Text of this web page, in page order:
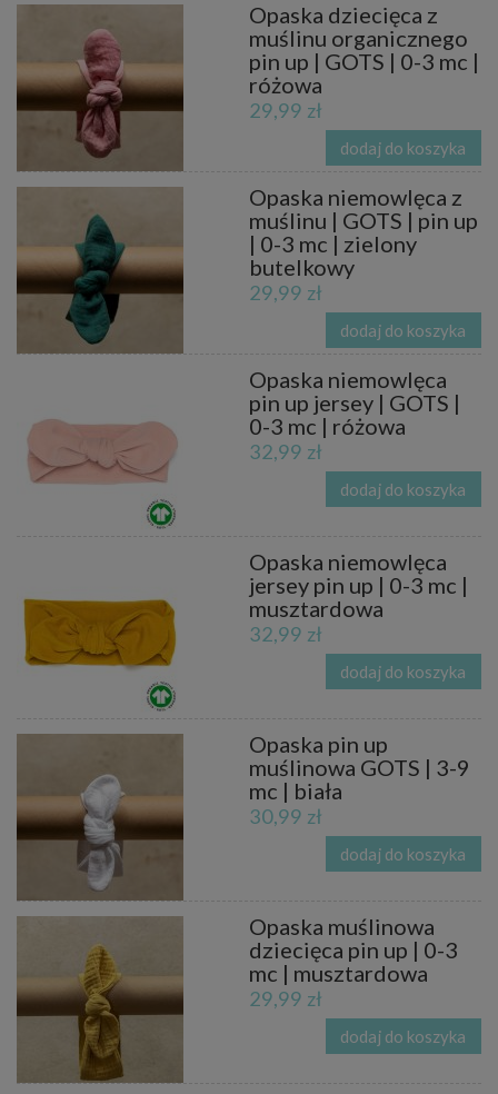
Opaska dziecięca z
muślinu organicznego
pin up | GOTS | 0-3 mc |
różowa
29,99 zł
dodaj do koszyka
Opaska niemowlęca z
muślinu | GOTS | pin up
| 0-3 mc | zielony
butelkowy
29,99 zł
dodaj do koszyka
Opaska niemowlęca
pin up jersey | GOTS |
0-3 mc | różowa
32,99 zł
dodaj do koszyka
Opaska niemowlęca
jersey pin up | 0-3 mc |
musztardowa
32,99 zł
dodaj do koszyka
Opaska pin up
muślinowa GOTS | 3-9
mc | biała
30,99 zł
dodaj do koszyka
Opaska muślinowa
dziecięca pin up | 0-3
mc | musztardowa
29,99 zł
dodaj do koszyka